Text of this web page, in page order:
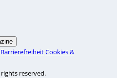
BarrierefreiheitCookies &
reserved.